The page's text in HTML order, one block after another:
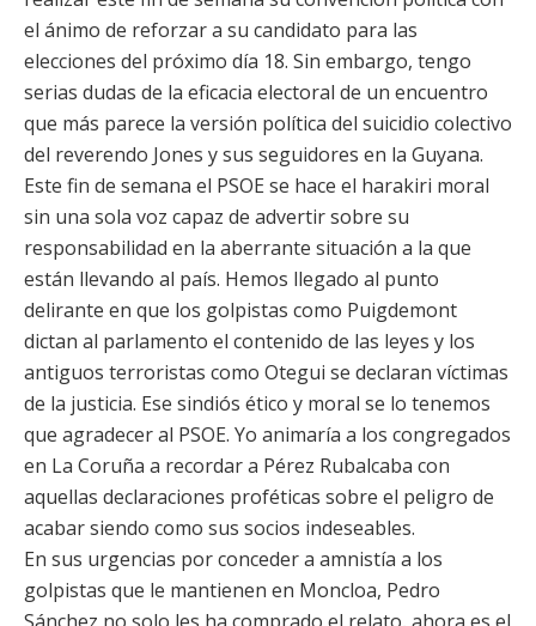
el ánimo de reforzar a su candidato para las
elecciones del próximo día 18. Sin embargo, tengo
serias dudas de la eficacia electoral de un encuentro
que más parece la versión política del suicidio colectivo
del reverendo Jones y sus seguidores en la Guyana.
Este fin de semana el PSOE se hace el harakiri moral
sin una sola voz capaz de advertir sobre su
responsabilidad en la aberrante situación a la que
están llevando al país. Hemos llegado al punto
delirante en que los golpistas como Puigdemont
dictan al parlamento el contenido de las leyes y los
antiguos terroristas como Otegui se declaran víctimas
de la justicia. Ese sindiós ético y moral se lo tenemos
que agradecer al PSOE. Yo animaría a los congregados
en La Coruña a recordar a Pérez Rubalcaba con
aquellas declaraciones proféticas sobre el peligro de
acabar siendo como sus socios indeseables.
En sus urgencias por conceder a amnistía a los
golpistas que le mantienen en Moncloa, Pedro